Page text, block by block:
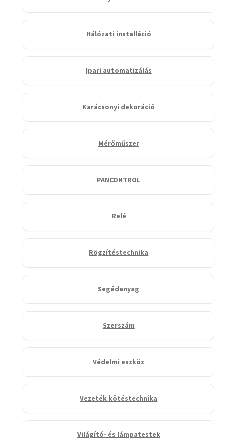
Hálózati installáció
Ipari automatizálás
Karácsonyi dekoráció
Mérőműszer
PANCONTROL
Relé
Rögzítéstechnika
Segédanyag
Szerszám
Védelmi eszköz
Vezeték kötéstechnika
Világító- és lámpatestek